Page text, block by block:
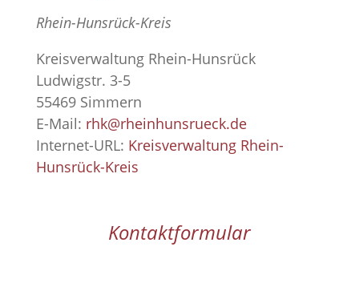
Rhein-Hunsrück-Kreis
Kreisverwaltung Rhein-Hunsrück
Ludwigstr. 3-5
55469 Simmern
E-Mail: rhk@rheinhunsrueck.de
Internet-URL: Kreisverwaltung Rhein-
Hunsrück-Kreis
Kontaktformular